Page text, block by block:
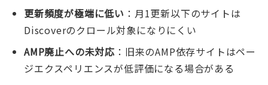
更新頻度が極端に低い ：月1更新以下のサイトは
Discoverのクロール対象になりにくい
AMP廃止への未対応 ：旧来のAMP依存サイトはペー
ジエクスペリエンスが低評価になる場合がある